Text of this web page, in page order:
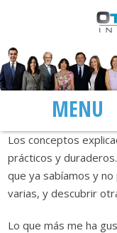
MENÚ
Los conceptos
prácticos y
que ya sabíamos y
varias, y descubrir
Lo que más me ha